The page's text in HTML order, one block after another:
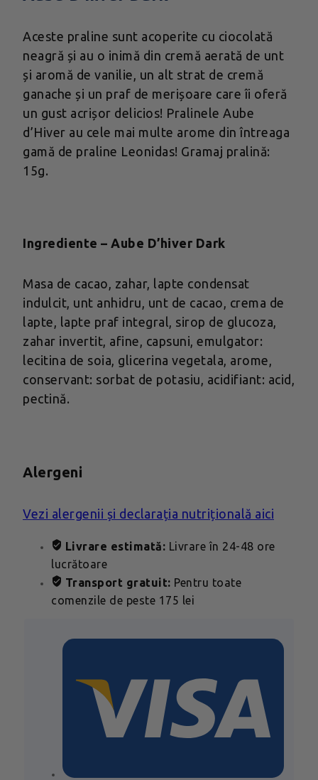
Aceste praline sunt acoperite cu ciocolată
neagră și au o inimă din cremă aerată de unt
și aromă de vanilie, un alt strat de cremă
ganache și un praf de merișoare care îi oferă
un gust acrișor delicios! Pralinele Aube
d’Hiver au cele mai multe arome din întreaga
gamă de praline Leonidas! Gramaj pralină:
15g.
Ingrediente – Aube D’hiver Dark
Masa de cacao, zahar, lapte condensat
indulcit, unt anhidru, unt de cacao, crema de
lapte, lapte praf integral, sirop de glucoza,
zahar invertit, afine, capsuni, emulgator:
lecitina de soia, glicerina vegetala, arome,
conservant: sorbat de potasiu, acidifiant: acid,
pectină.
Alergeni
Vezi alergenii și declarația nutrițională aici
Livrare estimată: Livrare în 24-48 ore
lucrătoare
Transport gratuit: Pentru toate
comenzile de peste 175 lei